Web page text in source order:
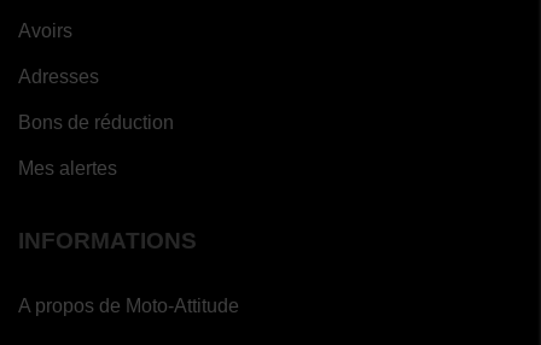
Avoirs
Adresses
Bons de réduction
Mes alertes
INFORMATIONS
A propos de Moto-Attitude